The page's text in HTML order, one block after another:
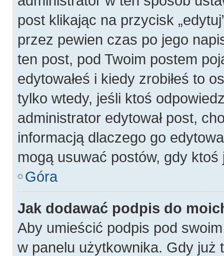
post klikając na przycisk
przez pewien czas po jego
ten post, pod Twoim postem
edytowałeś i kiedy zrobiłeś to
tylko wtedy, jeśli ktoś
administrator edytował post,
informacją dlaczego go
mogą usuwać postów, gdy ktoś
Góra
Jak dodawać podpis do
Aby umieścić podpis pod
w panelu użytkownika. Gdy